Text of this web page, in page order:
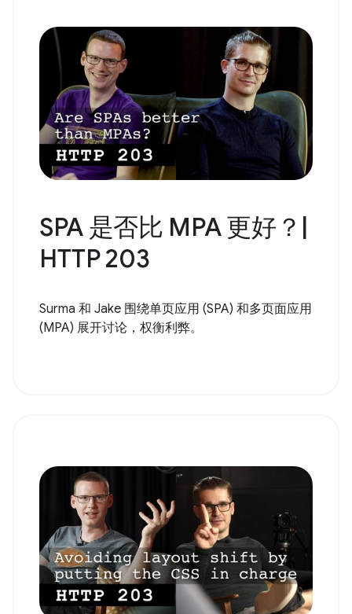
SPA 是否比 MPA 更好？|
HTTP 203
Surma 和 Jake 围绕单页应用 (SPA) 和多页面应用
(MPA) 展开讨论，权衡利弊。